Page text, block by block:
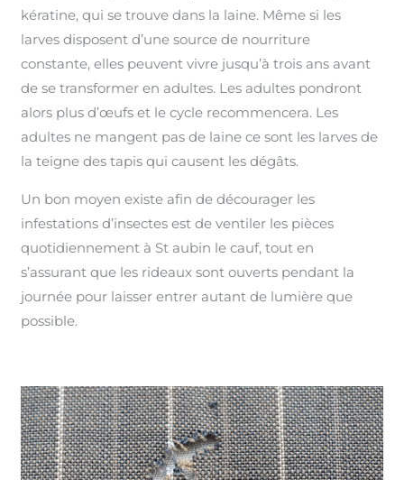
kératine, qui se trouve dans la laine. Même si les
larves disposent d’une source de nourriture
constante, elles peuvent vivre jusqu’à trois ans avant
de se transformer en adultes. Les adultes pondront
alors plus d’œufs et le cycle recommencera. Les
adultes ne mangent pas de laine ce sont les larves de
la teigne des tapis qui causent les dégâts.
Un bon moyen existe afin de décourager les
infestations d’insectes est de ventiler les pièces
quotidiennement à St aubin le cauf, tout en
s’assurant que les rideaux sont ouverts pendant la
journée pour laisser entrer autant de lumière que
possible.